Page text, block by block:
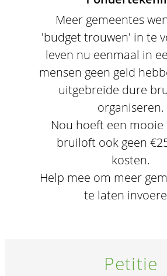
Meer gemeentes
'budget trouwen' in te
leven nu eenmaal in
mensen geen geld
uitgebreide dure
organiseren.
Nou hoeft een mooie
bruiloft ook geen
kosten.
Help mee om meer
te laten
Petitie